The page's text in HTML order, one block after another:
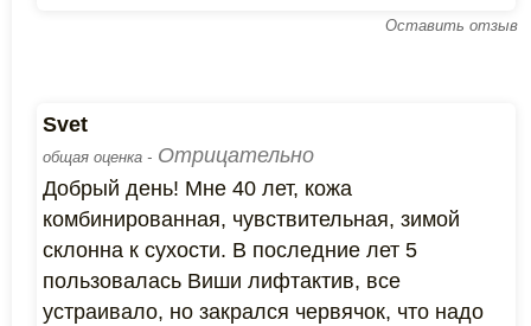
Оставить отзыв
Svet
общая оценка - Отрицательно
Добрый день! Мне 40 лет, кожа
комбинированная, чувствительная, зимой
склонна к сухости. В последние лет 5
пользовалась Виши лифтактив, все
устраивало, но закрался червячок, что надо